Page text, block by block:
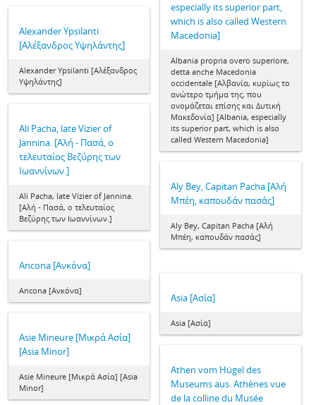
especially its superior part,
which is also called Western
Macedonia]
Albania propria overo superiore,
detta anche Macedonia
occidentale [Αλβανία, κυρίως το
ανώτερο τμήμα της, που
ονομάζεται επίσης και Δυτική
Μακεδονία] [Albania, especially
its superior part, which is also
called Western Macedonia]
Alexander Ypsilanti
[Αλέξανδρος Υψηλάντης]
Alexander Ypsilanti [Αλέξανδρος
Υψηλάντης]
Ali Pacha, late Vizier of
Jannina. [Αλή - Πασά, ο
τελευταίος Βεζύρης των
Ιωαννίνων.]
Ali Pacha, late Vizier of Jannina.
[Αλή - Πασά, ο τελευταίος
Βεζύρης των Ιωαννίνων.]
Aly Bey, Capitan Pacha [Αλή
Μπέη, καπουδάν πασάς]
Aly Bey, Capitan Pacha [Αλή
Μπέη, καπουδάν πασάς]
Ancona [Ανκόνα]
Ancona [Ανκόνα]
Asia [Ασία]
Asia [Ασία]
Asie Mineure [Μικρά Ασία]
[Asia Minor]
Asie Mineure [Μικρά Ασία] [Asia
Minor]
Athen vom Hügel des
Museums aus. Athènes vue
de la colline du Μusée